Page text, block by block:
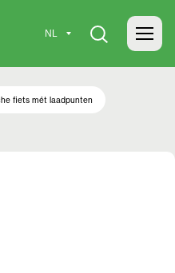
fiets mét laadpunten